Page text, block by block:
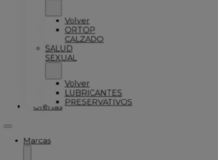
Volver
ORTOP
CALZADO
SALUD
SEXUAL
Volver
LUBRICANTES
PRESERVATIVOS
Ofertas
Marcas